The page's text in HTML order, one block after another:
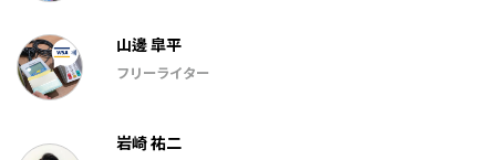
山邊 皐平
フリーライター
岩崎 祐二